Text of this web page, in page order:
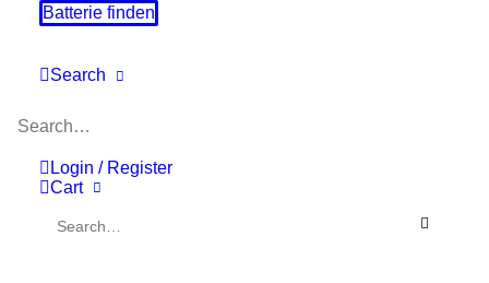
Batterie finden
Search
Login / Register
Cart